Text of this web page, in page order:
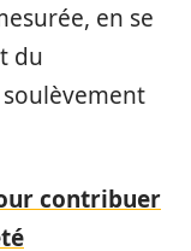
en se
du
contribuer